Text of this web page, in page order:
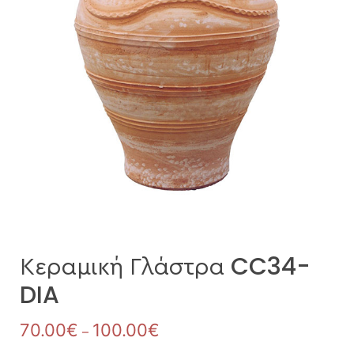
Κεραμική Γλάστρα CC34-
DIA
70.00€ – 100.00€